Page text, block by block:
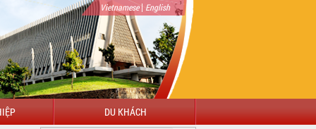
Vietnamese| English
DU KHÁCH